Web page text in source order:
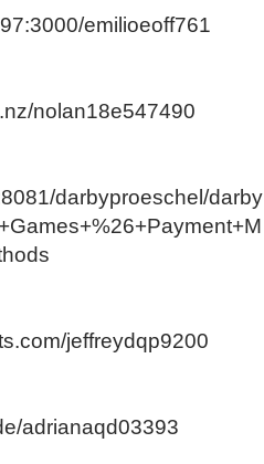
emilioeoff761
nolan18e547490
darbyproeschel/darby
jeffreydqp9200
adrianaqd03393